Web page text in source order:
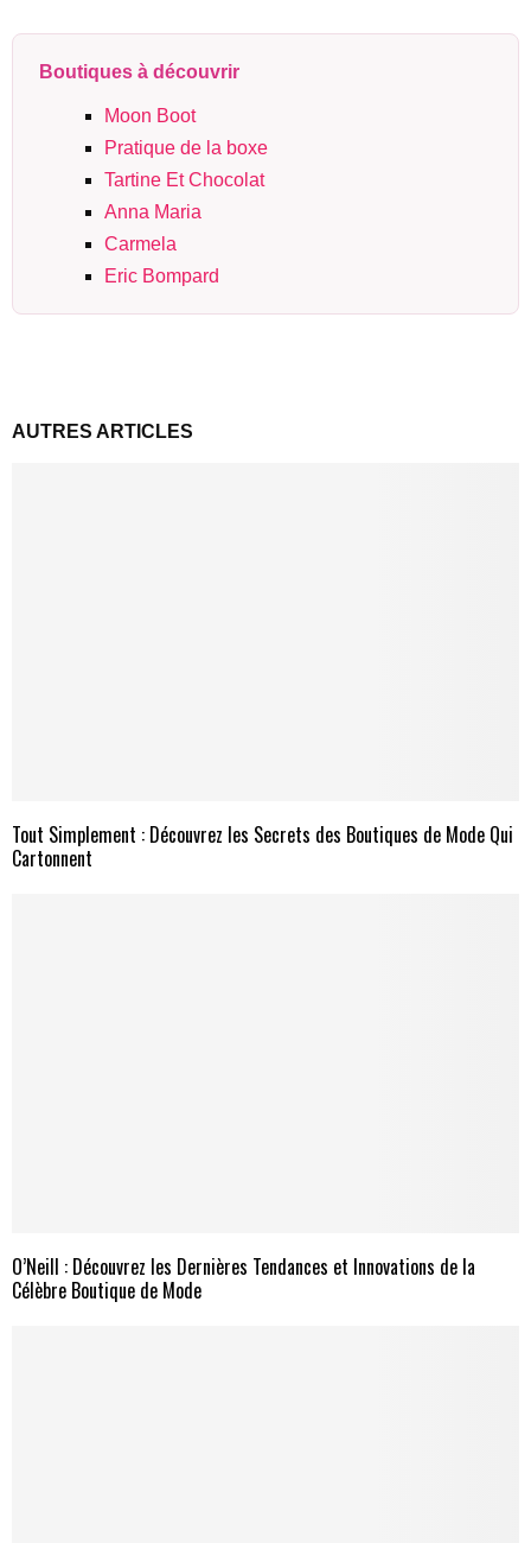
Boutiques à découvrir
Moon Boot
Pratique de la boxe
Tartine Et Chocolat
Anna Maria
Carmela
Eric Bompard
AUTRES ARTICLES
Tout Simplement : Découvrez les Secrets des Boutiques de Mode Qui
Cartonnent
O’Neill : Découvrez les Dernières Tendances et Innovations de la
Célèbre Boutique de Mode